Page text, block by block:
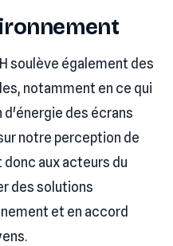
soulève également des
notamment en ce qui
des écrans
notre perception de
donc aux acteurs du
des solutions
et en accord